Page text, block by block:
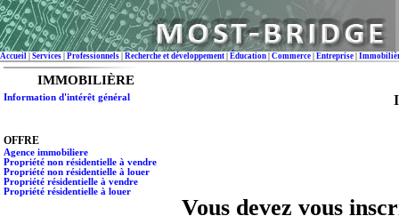
Accueil Services Professionnels Recherche et développement Éducation Commerce Entreprise
IMMOBILIÈRE
Information d'intérêt général
OFFRE
Agence immobiliere
Propriété non résidentielle à vendre
Propriété non résidentielle à louer
Propriété résidentielle à vendre
Propriété résidentielle à louer
Vous devez vous